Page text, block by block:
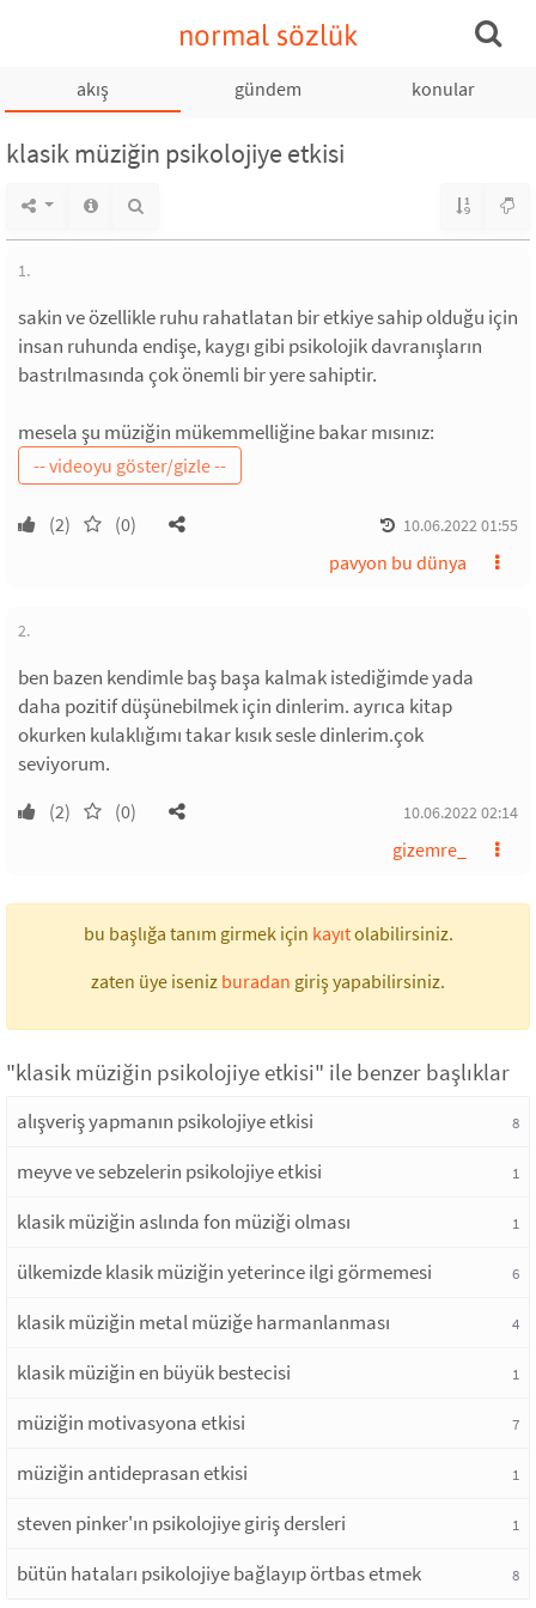
normal sözlük
akış gündem konular
klasik müziğin psikolojiye etkisi
1.
sakin ve özellikle ruhu rahatlatan bir etkiye sahip olduğu için
insan ruhunda endişe, kaygı gibi psikolojik davranışların
bastrılmasında çok önemli bir yere sahiptir.
mesela şu müziğin mükemmelliğine bakar mısınız:
(2) (0) 10.06.2022 01:55
pavyon bu dünya
2.
ben bazen kendimle baş başa kalmak istediğimde yada
daha pozitif düşünebilmek için dinlerim. ayrıca kitap
okurken kulaklığımı takar kısık sesle dinlerim.çok
seviyorum.
(2) (0) 10.06.2022 02:14
gizemre_
bu başlığa tanım girmek için kayıtolabilirsiniz.
zaten üye iseniz buradan giriş yapabilirsiniz.
"klasik müziğin psikolojiye etkisi" ile benzer başlıklar
alışveriş yapmanın psikolojiye etkisi 8
meyve ve sebzelerin psikolojiye etkisi 1
klasik müziğin aslında fon müziği olması 1
ülkemizde klasik müziğin yeterince ilgi görmemesi 6
klasik müziğin metal müziğe harmanlanması 4
klasik müziğin en büyük bestecisi 1
müziğin motivasyona etkisi 7
müziğin antideprasan etkisi 1
steven pinker'ın psikolojiye giriş dersleri 1
bütün hataları psikolojiye bağlayıp örtbas etmek 8